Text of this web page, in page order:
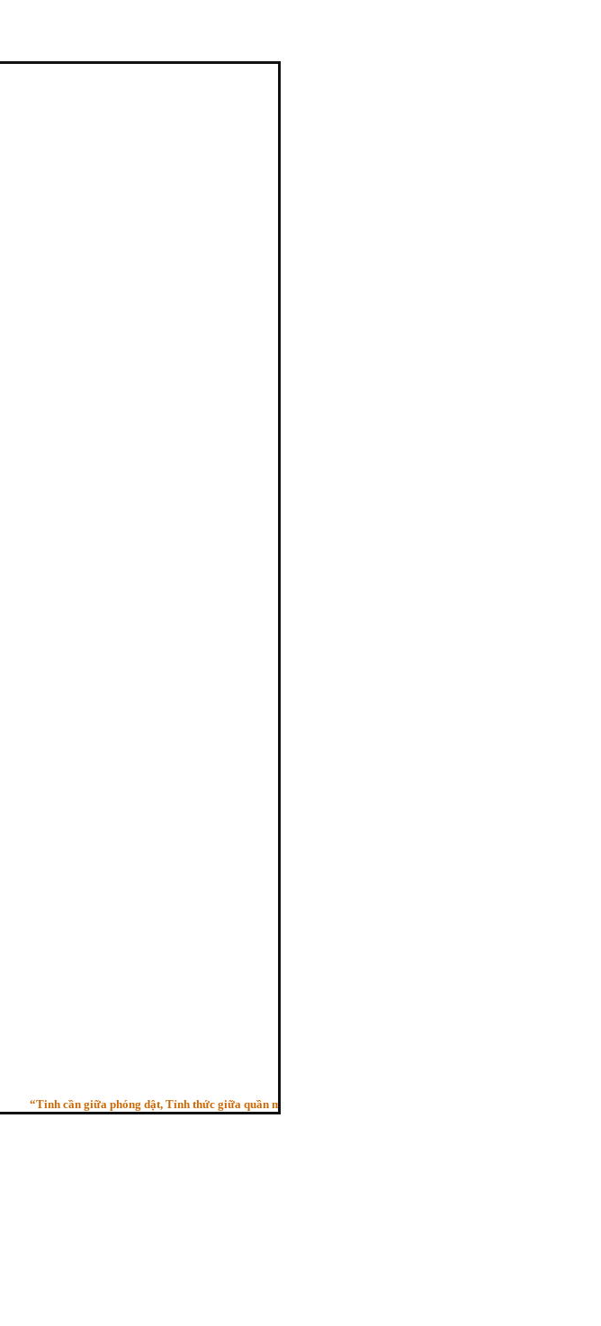
“Tinh cần giữa phóng dật, Tỉnh thức giữa quần mê, Người trí như ngựa phi, Bỏ sau con ngựa hèn”. - (Pháp cú kệ 29,